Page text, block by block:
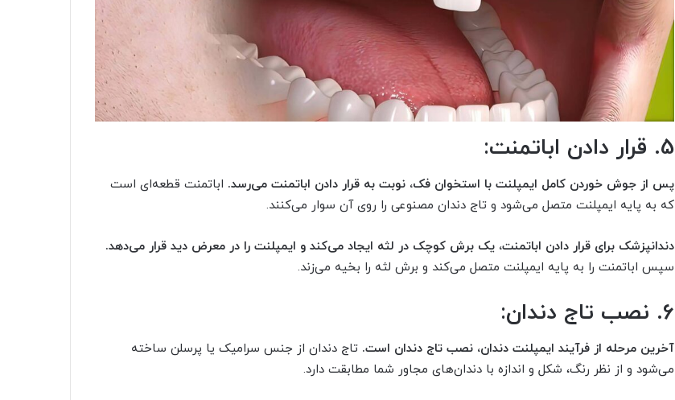
5. قرار دادن اباتمنت:
پس از جوش خوردن کامل ایمپلنت با استخوان فک، نوبت به قرار دادن اباتمنت می‌رسد. اباتمنت قطعه‌ای است
که به پایه ایمپلنت متصل می‌شود و تاج دندان مصنوعی را روی آن سوار می‌کنند.
دندانپزشک برای قرار دادن اباتمنت، یک برش کوچک در لثه ایجاد می‌کند و ایمپلنت را در معرض دید قرار می‌دهد.
سپس اباتمنت را به پایه ایمپلنت متصل می‌کند و برش لثه را بخیه می‌زند.
6. نصب تاج دندان:
آخرین مرحله از فرآیند ایمپلنت دندان، نصب تاج دندان است. تاج دندان از جنس سرامیک یا پرسلن ساخته
می‌شود و از نظر رنگ، شکل و اندازه با دندان‌های مجاور شما مطابقت دارد.